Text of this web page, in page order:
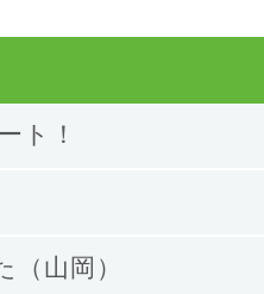
ト！
山岡）